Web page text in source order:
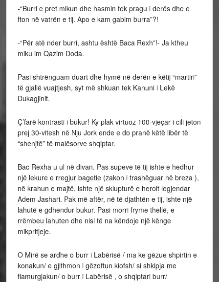
-“Burri e pret mikun dhe hasmin tek pragu i derës dhe e
fton në vatrën e tij. Apo e kam gabim burra”?!
-“Për atë nder burri, ashtu është Baca Rexh”!- Ja ktheu
miku im Qazim Doda.
Pasi shtrënguam duart dhe hymë në derën e këtij “martiri”
të gjallë vuajtjesh, syt më shkuan tek Kanuni i Lekë
Dukagjinit.
Ç’farë kontrasti i bukur! Ky plak virtuoz 100-vjeçar i cili jeton
prej 30-vitesh në Nju Jork ende e do pranë këtë libër të
“shenjtë” të malësorve shqiptar.
Bac Rexha u ul në divan. Pas supeve të tij ishte e hedhur
një lekure e rregjur bagetie (zakon i trashëguar në breza ),
në krahun e majtë, ishte një sklupturë e heroit legjendar
Adem Jashari. Pak më aftër, në të djathtën e tij, ishte një
lahutë e gdhendur bukur. Pasi morri fryme thellë, e
rrëmbeu lahuten dhe nisi të na këndoje një kënge
mikpritjeje.
O Mirë se ardhe o burr i Labërisë / ma ke gëzue shpirtin e
konakun/ e gjithmon i gëzoftun kiofsh/ si shkipja me
flamurgjakun/ o burr i Labërisë , o shqiptari burr/